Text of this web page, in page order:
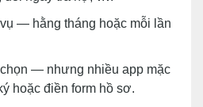
— hằng tháng hoặc mỗi lần
— nhưng nhiều app mặc
hoặc điền form hồ sơ.